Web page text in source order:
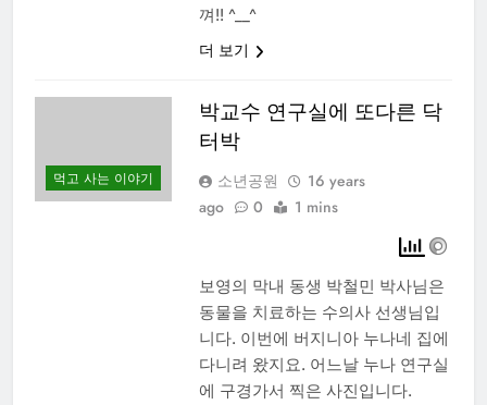
껴!! ^__^
더 보기
먹고 사는 이야기
박교수 연구실에 또다른 닥
터박
소년공원
16 years
ago
0 1 mins
보영의 막내 동생 박철민 박사님은
동물을 치료하는 수의사 선생님입
니다. 이번에 버지니아 누나네 집에
다니려 왔지요. 어느날 누나 연구실
에 구경가서 찍은 사진입니다.